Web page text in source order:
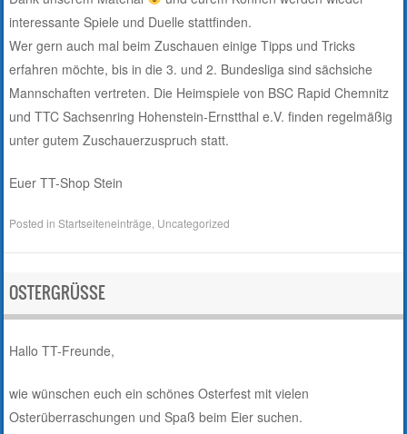
interessante Spiele und Duelle stattfinden.
Wer gern auch mal beim Zuschauen einige Tipps und Tricks
erfahren möchte, bis in die 3. und 2. Bundesliga sind sächsiche
Mannschaften vertreten. Die Heimspiele von BSC Rapid Chemnitz
und TTC Sachsenring Hohenstein-Ernstthal e.V. finden regelmäßig
unter gutem Zuschauerzuspruch statt.
Euer TT-Shop Stein
Posted inStartseiteneinträge Uncategorized
OSTERGRÜSSE
Hallo TT-Freunde,
wie wünschen euch ein schönes Osterfest mit vielen
Osterüberraschungen und Spaß beim Eier suchen.